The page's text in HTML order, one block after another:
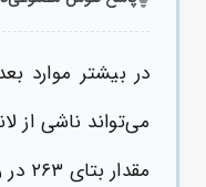
در بیشتر موارد
می‌تواند ناشی از
مقدار بتای ۲۶۳ در روز ۱۴ انتقال معمولاً با یک بارداری در حال پیشرفت هماهنگ است، اما قطعیت فقط با تکرار بتا و سونو مشخص می‌شود.